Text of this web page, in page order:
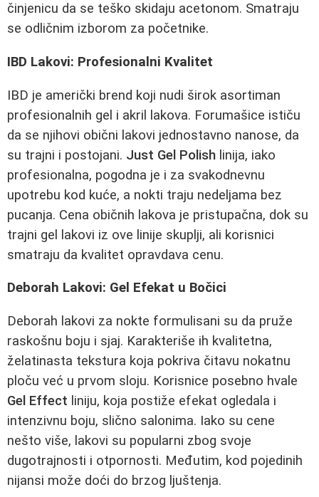
činjenicu da se teško skidaju acetonom. Smatraju
se odličnim izborom za početnike.
IBD Lakovi: Profesionalni Kvalitet
IBD je američki brend koji nudi širok asortiman
profesionalnih gel i akril lakova. Forumašice ističu
da se njihovi obični lakovi jednostavno nanose, da
su trajni i postojani. Just Gel Polish linija, iako
profesionalna, pogodna je i za svakodnevnu
upotrebu kod kuće, a nokti traju nedeljama bez
pucanja. Cena običnih lakova je pristupačna, dok su
trajni gel lakovi iz ove linije skuplji, ali korisnici
smatraju da kvalitet opravdava cenu.
Deborah Lakovi: Gel Efekat u Bočici
Deborah lakovi za nokte formulisani su da pruže
raskošnu boju i sjaj. Karakteriše ih kvalitetna,
želatinasta tekstura koja pokriva čitavu nokatnu
ploču već u prvom sloju. Korisnice posebno hvale
Gel Effect liniju, koja postiže efekat ogledala i
intenzivnu boju, slično salonima. Iako su cene
nešto više, lakovi su popularni zbog svoje
dugotrajnosti i otpornosti. Međutim, kod pojedinih
nijansi može doći do brzog ljuštenja.